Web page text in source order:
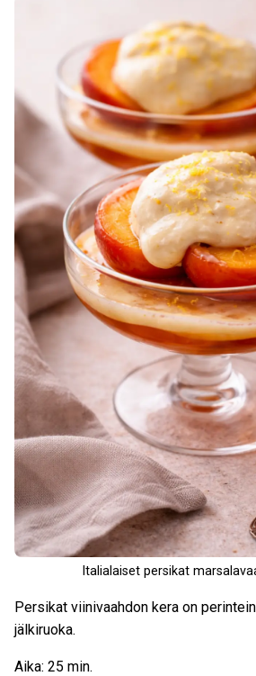
Italialaiset persikat
Persikat viinivaahdon kera on
jälkiruoka.
Aika: 25 min.